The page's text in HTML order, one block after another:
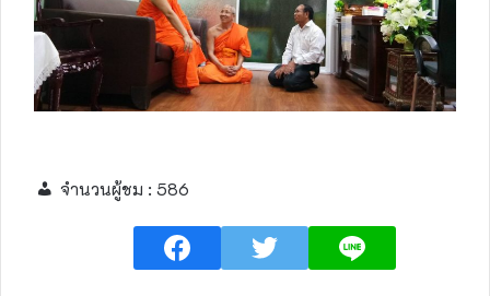
จำนวนผู้ชม : 586